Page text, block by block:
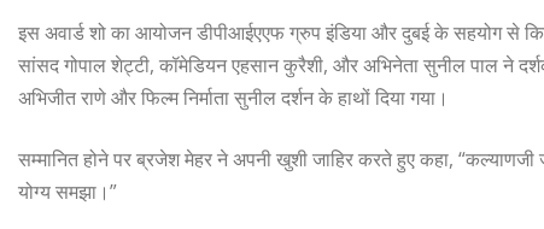
इस अवार्ड शो का आयोजन डीपीआईएएफ ग्रुप इंडिया और दुबई के सहयोग से
सांसद गोपाल शेट्टी, कॉमेडियन एहसान कुरैशी, और अभिनेता सुनील पाल ने
अभिजीत राणे और फिल्म निर्माता सुनील दर्शन के हाथों दिया गया।
सम्मानित होने पर ब्रजेश मेहर ने अपनी खुशी जाहिर करते हुए कहा,
योग्य समझा।”